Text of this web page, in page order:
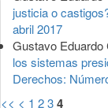
artículo
justicia o
abril 2017
Gustavo Eduardo
los sistemas
Derechos:
<< < 1 234